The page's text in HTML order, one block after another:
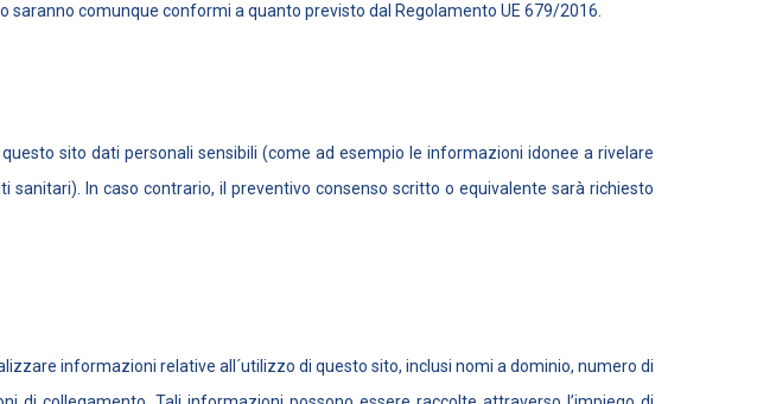
comunque conformi a quanto previsto dal Regolamento UE 679/2016.
sito dati personali sensibili (come ad esempio le informazioni idonee a rivelare
sanitari). In caso contrario, il preventivo consenso scritto o equivalente sarà richiesto
informazioni relative all´utilizzo di questo sito, inclusi nomi a dominio, numero di